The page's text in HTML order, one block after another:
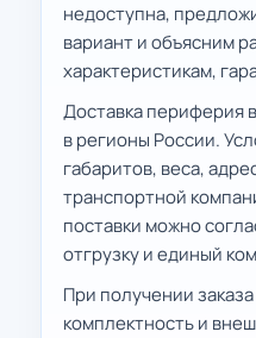
недоступна,
вариант и объясним
характеристикам,
Доставка периферия
в регионы России.
габаритов, веса,
транспортной
поставки можно
отгрузку и единый
При получении
комплектность и